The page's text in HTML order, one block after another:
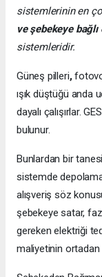
sistemlerinin en
ve şebekeye bağlı
sistemleridir.
Güneş pilleri,
ışık düştüğü anda
dayalı çalışırlar.
bulunur.
Bunlardan bir
sistemde
alışveriş söz
şebekeye satar,
gereken elektriği
maliyetinin ortadan